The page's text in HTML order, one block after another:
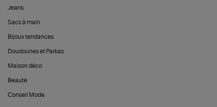
Jeans
Sacs à main
Bijoux tendances
Doudounes et Parkas
Maison déco
Beauté
Conseil Mode